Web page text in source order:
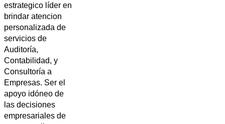
estrategico líder en
brindar atencion
personalizada de
servicios de
Auditoría,
Contabilidad, y
Consultoría a
Empresas. Ser el
apoyo idóneo de
las decisiones
empresariales de